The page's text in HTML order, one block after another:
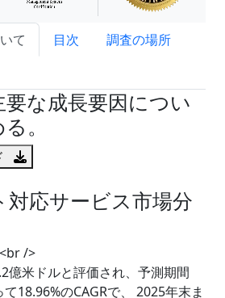
て 目次
調査の場所
な成長要因につい
。
応サービス市場分
/>
億米ドルと評価され、予測期間
18.96%のCAGRで、 2025年末ま